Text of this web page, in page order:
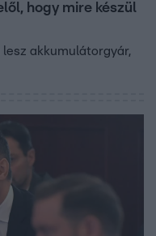
hogy mire készül
akkumulátorgyár,